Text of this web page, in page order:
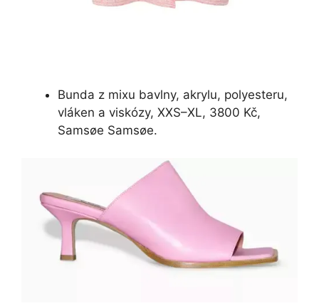
Bunda z mixu bavlny, akrylu, polyesteru,
vláken a viskózy, XXS–XL, 3800 Kč,
Samsøe Samsøe.